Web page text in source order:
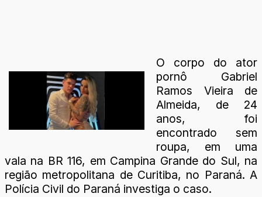
O corpo do ator
pornô Gabriel
Ramos Vieira de
Almeida, de 24
anos, foi
encontrado sem
roupa, em uma
vala na BR 116, em Campina Grande do Sul, na
região metropolitana de Curitiba, no Paraná. A
Polícia Civil do Paraná investiga o caso.